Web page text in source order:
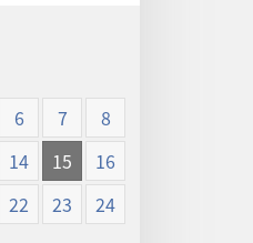
6 7
8
14 15
16
22 23
24